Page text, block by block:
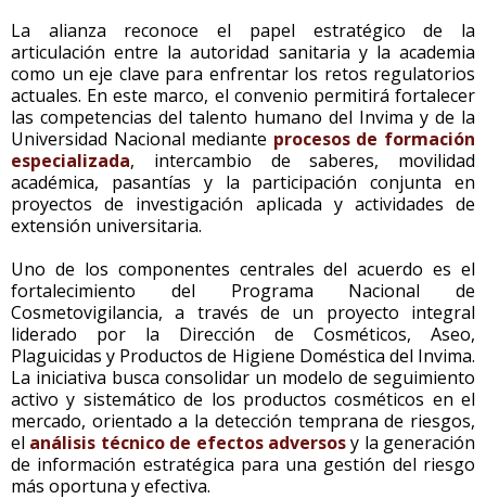
La alianza reconoce el papel estratégico de la
articulación entre la autoridad sanitaria y la academia
como un eje clave para enfrentar los retos regulatorios
actuales. En este marco, el convenio permitirá fortalecer
las competencias del talento humano del Invima y de la
Universidad Nacional mediante procesos de formación
especializada, intercambio de saberes, movilidad
académica, pasantías y la participación conjunta en
proyectos de investigación aplicada y actividades de
extensión universitaria.
Uno de los componentes centrales del acuerdo es el
fortalecimiento del Programa Nacional de
Cosmetovigilancia, a través de un proyecto integral
liderado por la Dirección de Cosméticos, Aseo,
Plaguicidas y Productos de Higiene Doméstica del Invima.
La iniciativa busca consolidar un modelo de seguimiento
activo y sistemático de los productos cosméticos en el
mercado, orientado a la detección temprana de riesgos,
el análisis técnico de efectos adversosy la generación
de información estratégica para una gestión del riesgo
más oportuna y efectiva.